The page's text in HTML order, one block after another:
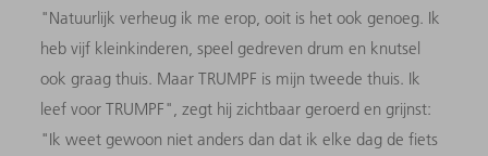
"Natuurlijk verheug ik me erop, ooit is het ook genoeg. Ik
heb vijf kleinkinderen, speel gedreven drum en knutsel
ook graag thuis. Maar TRUMPF is mijn tweede thuis. Ik
leef voor TRUMPF", zegt hij zichtbaar geroerd en grijnst:
"Ik weet gewoon niet anders dan dat ik elke dag de fiets